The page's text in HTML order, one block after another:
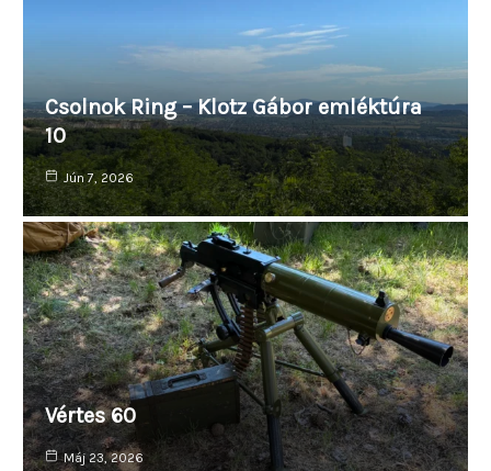
Csolnok Ring – Klotz Gábor emléktúra
10
Jún 7, 2026
Vértes 60
Máj 23, 2026